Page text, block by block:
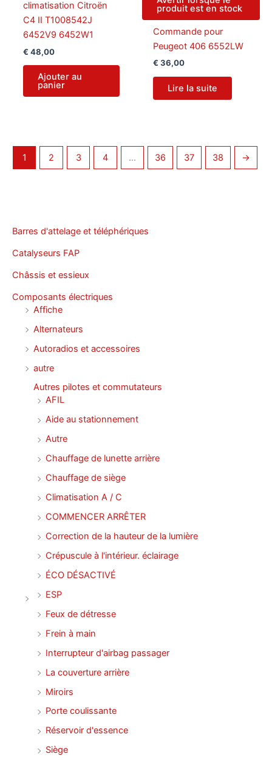
Barres d'attelage et téléphériques
Catalyseurs FAP
Châssis et essieux
Composants électriques
Affiche
Alternateurs
Autoradios et accessoires
autre
Autres pilotes et commutateurs
AFIL
Aide au stationnement
Autre
Chauffage de lunette arrière
Chauffage de siège
Climatisation A / C
COMMENCER ARRÊTER
Correction de la hauteur de la lumière
Crépuscule à l'intérieur. éclairage
ÉCO DÉSACTIVÉ
ESP
Feux de détresse
Frein à main
Interrupteur d'airbag passager
La couverture arrière
Miroirs
Porte coulissante
Réservoir d'essence
Siège
climatisation Citroën
C4 II T1008542J
6452V9 6452W1
€ 48,00
Ajouter au
panier
produit est en stock
Commande pour
Peugeot 406 6552LW
€ 36,00
Lire la suite
1 2 3 4 … 36 37 38 →